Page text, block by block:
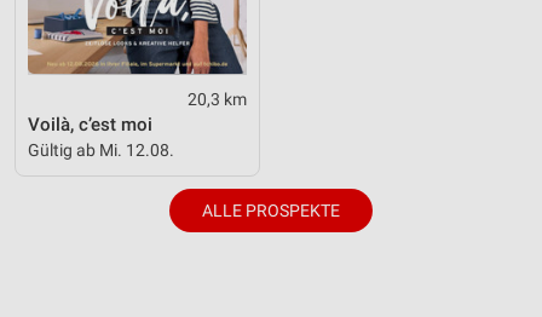
20,3 km
Voilà, c’est moi
Gültig ab Mi. 12.08.
ALLE PROSPEKTE